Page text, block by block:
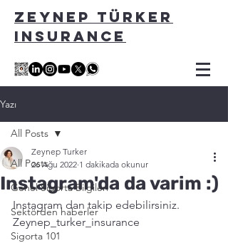
ZEYNEP TÜRKER
INSURANCE
Yazı
All Posts
Genel Sigorta Bilgileri
Sektörden haberler
Sigorta 101
All Posts
Instagram'da da varim :)
Zeynep Turker
26 Ağu 2022 1 dakikada okunur
Instagram dan takip edebilirsiniz.
Zeynep_turker_insurance